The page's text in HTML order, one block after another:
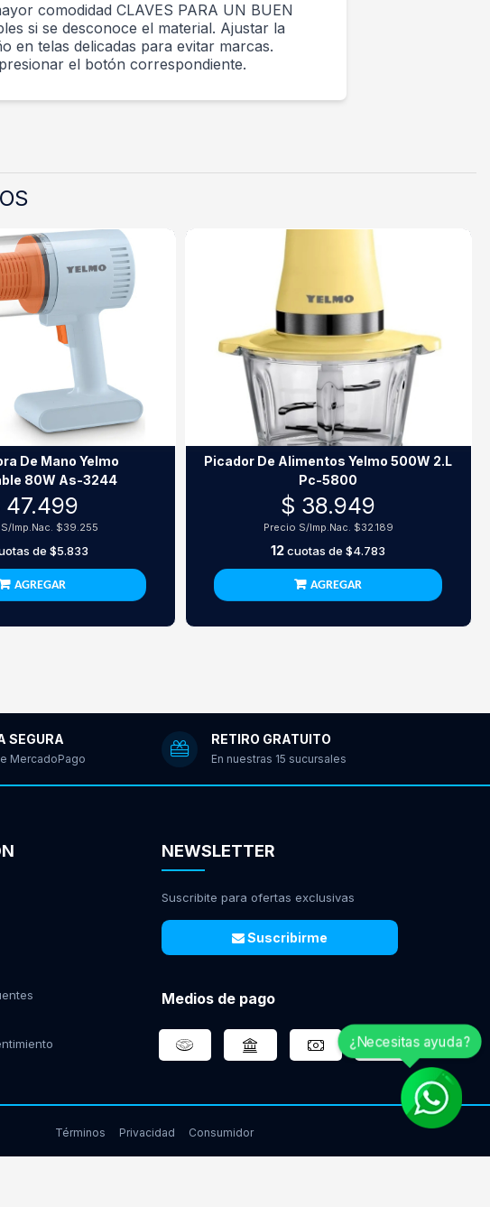
comodidad CLAVES PARA UN BUEN
si se desconoce el material. Ajustar la
en telas delicadas para evitar marcas.
el botón correspondiente.
De Mano Yelmo
80W As-3244
47.499
Imp.Nac. $39.255
de$5.833
AGREGAR
Picador De Alimentos Yelmo 500W 2.L
Pc-5800
$ 38.949
Precio S/Imp.Nac. $32.189
12cuotas de$4.783
AGREGAR
SEGURA
MercadoPago
RETIRO GRATUITO
En nuestras 15 sucursales
NEWSLETTER
Suscribite para ofertas exclusivas
Suscribirme
Medios de pago
Términos Privacidad Consumidor
¿Necesitas ayuda?